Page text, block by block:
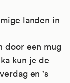
landen in
door een mug
kun je de
en 's